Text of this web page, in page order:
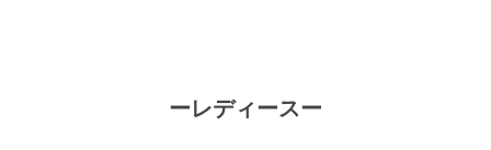
ーレディースー